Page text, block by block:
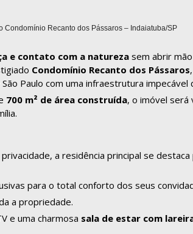
Condomínio Recanto dos Pássaros – Indaiatuba/SP
e contato com a natureza sem abrir
Condomínio Recanto dos Pássaros
Paulo com uma infraestrutura impecável
700 m² de área construída, o imóvel será
a residência principal se
para o total conforto dos seus
a propriedade.
e uma charmosa sala de estar com